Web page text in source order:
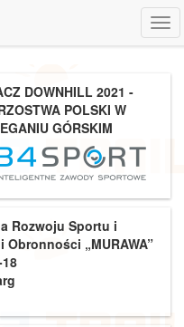
DOWNHILL 2021 -
POLSKI W
GÓRSKIM
Rozwoju Sportu i
Obronności „MURAWA”